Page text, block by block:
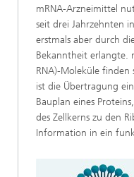
mRNA-Arzneimittel
seit drei Jahrzehnten
erstmals aber durch
Bekanntheit erlangte.
RNA)-Moleküle finden
ist die Übertragung
Bauplan eines
des Zellkerns zu den
Information in ein